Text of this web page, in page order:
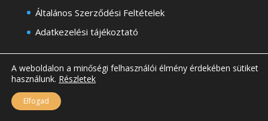
Általános Szerződési Feltételek
Adatkezelési tájékoztató
Legutóbbi blogbejegyzések
A weboldalon a minőségi felhasználói élmény érdekében sütiket
használunk. Részletek
Elfogad